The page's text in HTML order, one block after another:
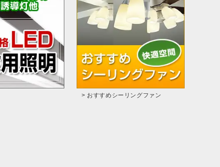
> おすすめシーリングファン